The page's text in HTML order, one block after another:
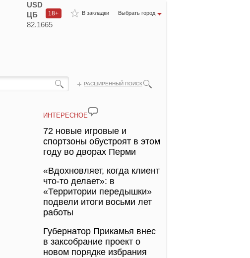
В закладки Выбрать город
18+
USD
ЦБ
82.1665
РАСШИРЕННЫЙ ПОИСК
ИНТЕРЕСНОЕ
72 новые игровые и
спортзоны обустроят в этом
году во дворах Перми
«Вдохновляет, когда клиент
что-то делает»: в
«Территории передышки»
подвели итоги восьми лет
работы
Губернатор Прикамья внес
в заксобрание проект о
новом порядке избрания